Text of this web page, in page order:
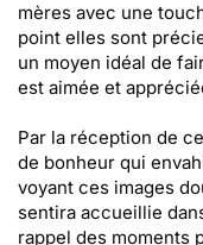
mères avec une
point elles sont
un moyen idéal de
est aimée et
Par la réception de
de bonheur qui
voyant ces images
sentira accueillie
rappel des moments